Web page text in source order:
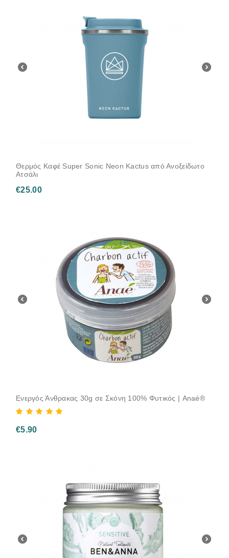
Θερμός Καφέ Super Sonic Neon Kactus από Ανοξείδωτο
Ατσάλι
€25.00
Ενεργός Άνθρακας 30g σε Σκόνη 100% Φυτικός | Anaé®
€5.90